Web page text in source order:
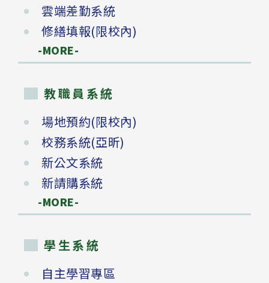
雲端差勤系統
修繕填報(限校內)
-MORE-
教職員系統
場地預約(限校內)
校務系統(亞昕)
新公文系統
新請購系統
-MORE-
學生系統
自主學習專區